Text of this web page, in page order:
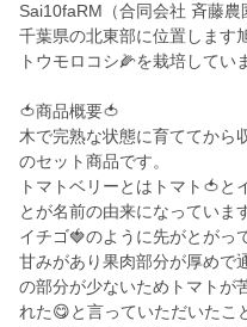
Sai10faRM（合同会社 斉藤農
千葉県の北東部に位置します
トウモロコシ🌽を栽培してい
🍅商品概要🍅
木で完熟な状態に育ててから
のセット商品です。
トマトベリーとはトマト🍅と
とが名前の由来になっていま
イチゴ🍓のように先がとがっ
甘みがあり果肉部分が厚めで
の部分が少ないためトマトが
れた😋と言っていただいたこ